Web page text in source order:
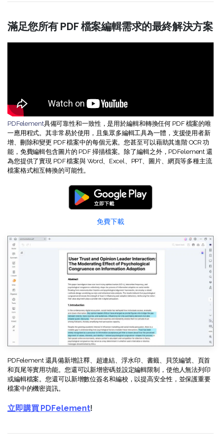
滿足您所有 PDF 檔案編輯需求的最終解決方案
PDFelement具備可靠性和一致性，是用於編輯和轉換任何 PDF 檔案的唯
一應用程式。其非常易於使用，且集眾多編輯工具為一體，支援使用者新
增、刪除和變更 PDF 檔案中的每個元素。您甚至可以藉助其進階 OCR 功
能，免費編輯包含圖片的 PDF 掃描檔案。除了編輯之外，PDFelement 還
為您提供了實現 PDF 檔案與 Word、Excel、PPT、圖片、網頁等多種主流
檔案格式相互轉換的可能性。
免費下載
PDFelement 還具備新增註釋、超連結、浮水印、書籤、貝茨編號、頁首
和頁尾等實用功能。您還可以新增密碼並設定編輯限制，使他人無法列印
或編輯檔案。您還可以新增數位簽名和編校，以提高安全性，並保護重要
檔案中的機密資訊。
立即購買 PDFelement!